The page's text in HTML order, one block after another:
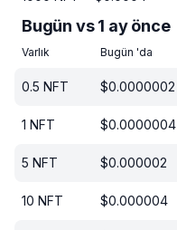
Bugün vs 1 ay önce
Varlık Bugün 'da
0.5 NFT $0.0000002
1 NFT $0.0000004
5 NFT $0.000002
10 NFT $0.000004